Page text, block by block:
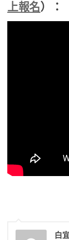
上報名）：
白